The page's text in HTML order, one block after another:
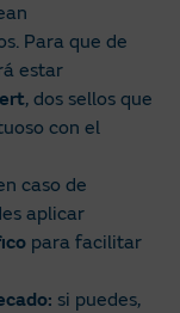
Para que de
estar
, dos sellos que
con el
caso de
aplicar
para facilitar
si puedes,